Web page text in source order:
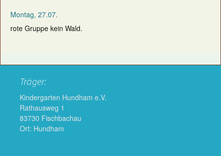
Montag, 27.07.
rote Gruppe kein Wald.
Träger:
Kindergarten Hundham e.V.
Rathausweg 1
83730 Fischbachau
Ort: Hundham